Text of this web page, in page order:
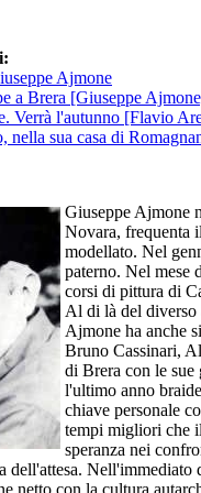
Ajmone
a Brera [Giuseppe
Verrà l'autunno [Flavio
nella sua casa di
Giuseppe Ajmone nasce a Carpignano Sesia (1923) dove trascorre la prima infanzia fino alla scomparsa della madre, avvenuta nel 1931. In seguito al lutto si trasferisce col padre a Novara, frequenta il Liceo Ginnasio e verso il 1937-38 inizia la propria formazione artistica nello studio dello scultore Riccardo Mella, che lo indirizza nella pratica del disegno e del modellato. Nel gennaio del '41 il padre perisce in un incidente automobilistico, pochi mesi dopo Ajmone si diploma all'Istituto Magistrale di Novara adempiendo così il desiderio paterno. Nel mese di ottobre, dopo aver superato un duro esame, viene ammesso all'Accademia di Belle Arti di Brera a Milano. Qui frequenta la scuola di affresco di Achille Funi e i corsi di pittura di Carlo Carrà: il primo gli schiude le porte del classicismo italiano, il secondo lo stimola a comprendere la cultura visiva vissuta in nome del Futurismo e della Metafisica. Al di là del diverso approccio didattico, sono due figure piene di carisma umano, capaci di stabilire una relazione